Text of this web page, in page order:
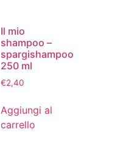
Il mio
shampoo –
spargishampoo
250 ml
€2,40
Aggiungi al
carrello